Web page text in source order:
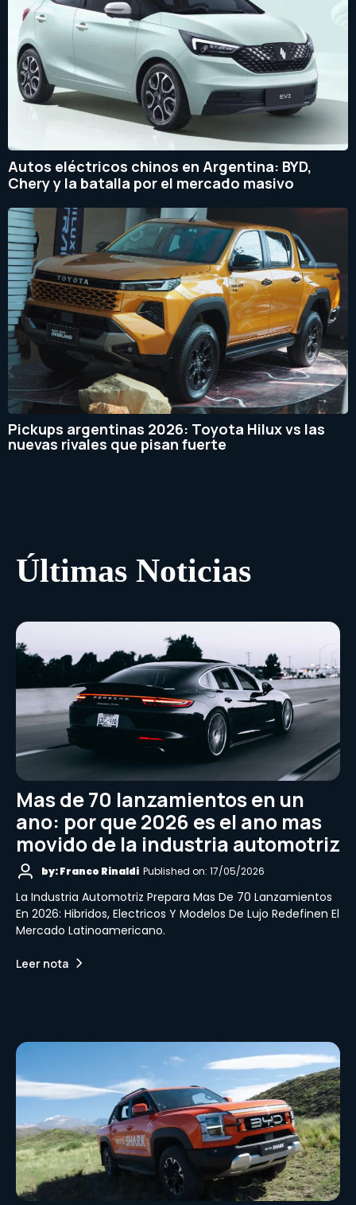
Autos eléctricos chinos en Argentina: BYD,
Chery y la batalla por el mercado masivo
Pickups argentinas 2026: Toyota Hilux vs las
nuevas rivales que pisan fuerte
Últimas Noticias
Mas de 70 lanzamientos en un
ano: por que 2026 es el ano mas
movido de la industria automotriz
by: Franco Rinaldi Published on: 17/05/2026
La Industria Automotriz Prepara Mas De 70 Lanzamientos
En 2026: Hibridos, Electricos Y Modelos De Lujo Redefinen El
Mercado Latinoamericano.
Leer nota